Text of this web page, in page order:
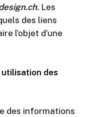
Les
des liens
l’objet d’une
des
des informations